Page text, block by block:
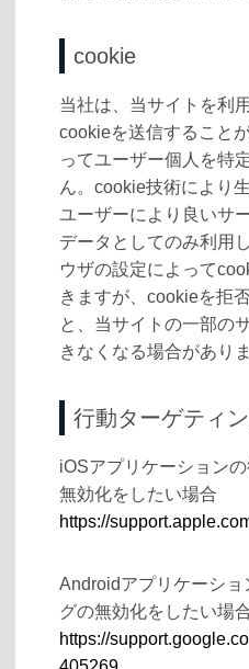
cookie
当社は、当サイトを利
cookieを送信すること
ってユーザー個人を特
ん。cookie技術により
ユーザーにより良いサ
データとしてのみ利用
ウザの設定によって
きますが、cookieを拒
と、当サイトの一部の
きなくなる場合がありま
行動ターゲティ
iOSアプリケーション
無効化をしたい場合
https://
Androidアプリケーシ
グの無効化をしたい場
https://